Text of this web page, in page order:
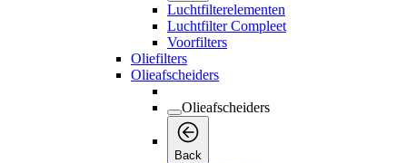
Luchtfilterelementen
Luchtfilter Compleet
Voorfilters
Oliefilters
Olieafscheiders
Olieafscheiders
Back